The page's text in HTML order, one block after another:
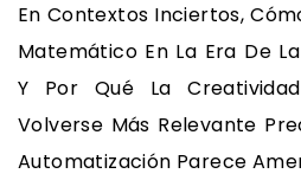
En Contextos Inciertos,
Matemático En La Era De
Y Por Qué La
Volverse Más Relevante
Automatización Parece